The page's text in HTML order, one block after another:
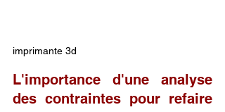
imprimante 3d
L'importance d'une analyse
des contraintes pour refaire